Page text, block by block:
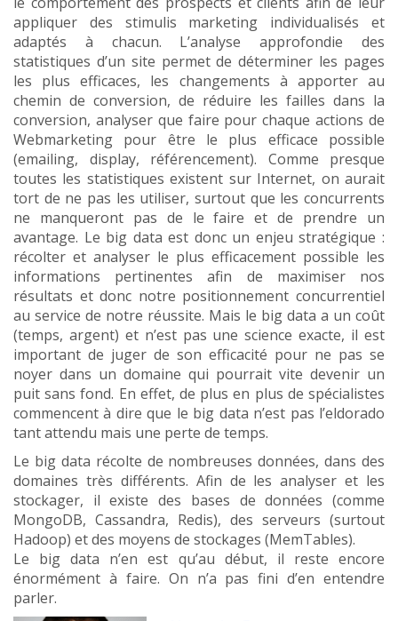
appliquer des stimulis marketing individualisés et
adaptés à chacun. L’analyse approfondie des
statistiques d’un site permet de déterminer les pages
les plus efficaces, les changements à apporter au
chemin de conversion, de réduire les failles dans la
conversion, analyser que faire pour chaque actions de
Webmarketing pour être le plus efficace possible
(emailing, display, référencement). Comme presque
toutes les statistiques existent sur Internet, on aurait
tort de ne pas les utiliser, surtout que les concurrents
ne manqueront pas de le faire et de prendre un
avantage. Le big data est donc un enjeu stratégique :
récolter et analyser le plus efficacement possible les
informations pertinentes afin de maximiser nos
résultats et donc notre positionnement concurrentiel
au service de notre réussite. Mais le big data a un coût
(temps, argent) et n’est pas une science exacte, il est
important de juger de son efficacité pour ne pas se
noyer dans un domaine qui pourrait vite devenir un
puit sans fond. En effet, de plus en plus de spécialistes
commencent à dire que le big data n’est pas l’eldorado
tant attendu mais une perte de temps.
Le big data récolte de nombreuses données, dans des
domaines très différents. Afin de les analyser et les
stockager, il existe des bases de données (comme
MongoDB, Cassandra, Redis), des serveurs (surtout
Hadoop) et des moyens de stockages (MemTables).
Le big data n’en est qu’au début, il reste encore
énormément à faire. On n’a pas fini d’en entendre
parler.